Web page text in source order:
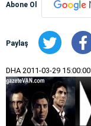
Abone Ol
Paylaş
DHA 2011-03-29 15:00:00